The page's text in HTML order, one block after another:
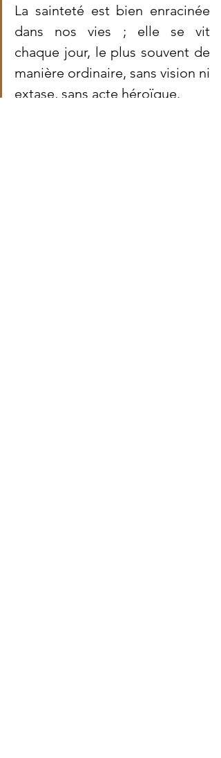
La sainteté est bien enracinée
dans nos vies ; elle se vit
chaque jour, le plus souvent de
manière ordinaire, sans vision ni
extase, sans acte héroïque.